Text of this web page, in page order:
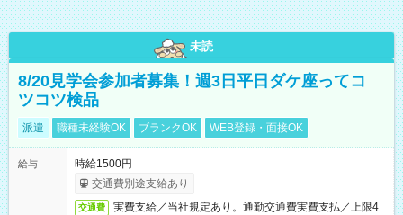
未読
8/20見学会参加者募集！週3日平日ダケ座ってコ
ツコツ検品
派遣 職種未経験OK ブランクOK WEB登録・面接OK
給与
時給1500円
交通費別途支給あり
交通費
実費支給／当社規定あり。通勤交通費実費支払／上限4